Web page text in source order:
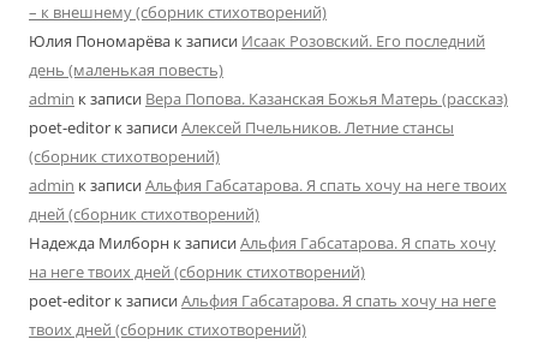
– к внешнему (сборник стихотворений)
Юлия Пономарёва к записи Исаак Розовский. Его последний
день (маленькая повесть)
admin к записи Вера Попова. Казанская Божья Матерь (рассказ)
poet-editor к записиАлексей Пчельников. Летние стансы
(сборник стихотворений)
admin к записиАльфия Габсатарова. Я спать хочу на неге твоих
дней (сборник стихотворений)
Надежда Милборн к записиАльфия Габсатарова. Я спать хочу
на неге твоих дней (сборник стихотворений)
poet-editor к записиАльфия Габсатарова. Я спать хочу на неге
твоих дней (сборник стихотворений)